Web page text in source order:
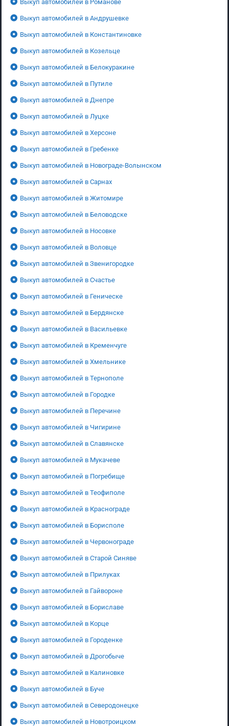
Выкуп автомобилей в Романове
Выкуп автомобилей в Андрушевке
Выкуп автомобилей в Константиновке
Выкуп автомобилей в Козельце
Выкуп автомобилей в Белокуракине
Выкуп автомобилей в Путиле
Выкуп автомобилей в Днепре
Выкуп автомобилей в Луцке
Выкуп автомобилей в Херсоне
Выкуп автомобилей в Гребенке
Выкуп автомобилей в Новограде-Волынском
Выкуп автомобилей в Сарнах
Выкуп автомобилей в Житомире
Выкуп автомобилей в Беловодске
Выкуп автомобилей в Носовке
Выкуп автомобилей в Воловце
Выкуп автомобилей в Звенигородке
Выкуп автомобилей в Счастье
Выкуп автомобилей в Геническе
Выкуп автомобилей в Бердянске
Выкуп автомобилей в Васильевке
Выкуп автомобилей в Кременчуге
Выкуп автомобилей в Хмельнике
Выкуп автомобилей в Тернополе
Выкуп автомобилей в Городке
Выкуп автомобилей в Перечине
Выкуп автомобилей в Чигирине
Выкуп автомобилей в Славянске
Выкуп автомобилей в Мукачеве
Выкуп автомобилей в Погребище
Выкуп автомобилей в Теофиполе
Выкуп автомобилей в Краснограде
Выкуп автомобилей в Борисполе
Выкуп автомобилей в Червонограде
Выкуп автомобилей в Старой Синяве
Выкуп автомобилей в Прилуках
Выкуп автомобилей в Гайвороне
Выкуп автомобилей в Бориславе
Выкуп автомобилей в Корце
Выкуп автомобилей в Городенке
Выкуп автомобилей в Дрогобыче
Выкуп автомобилей в Калиновке
Выкуп автомобилей в Буче
Выкуп автомобилей в Северодонецке
Выкуп автомобилей в Новотроицком